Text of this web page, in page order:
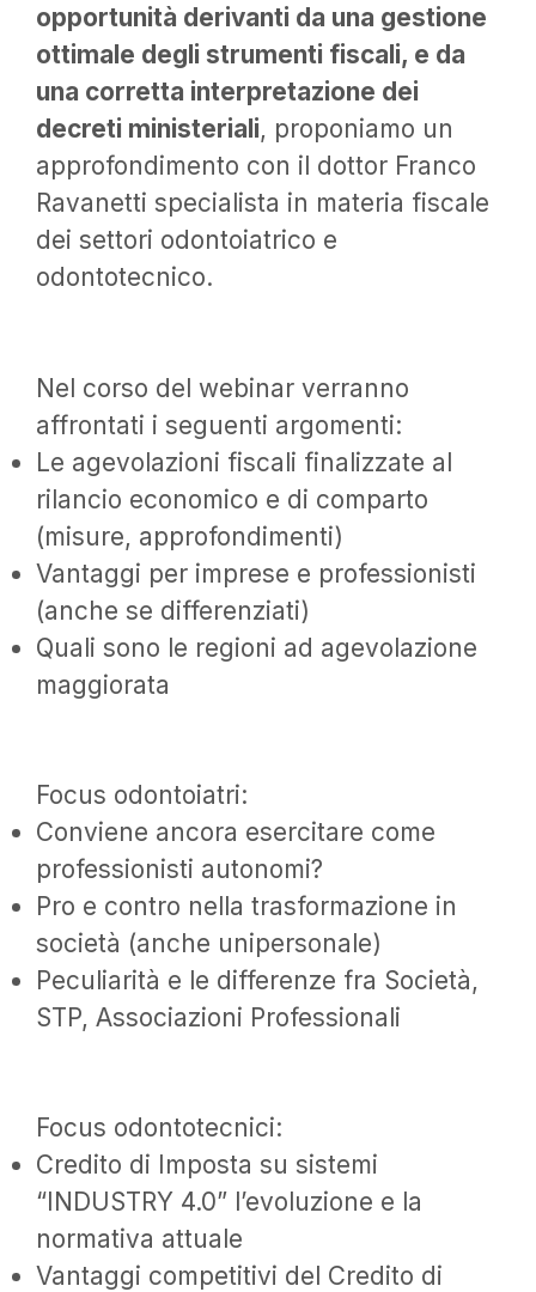
opportunità derivanti da una gestione
ottimale degli strumenti fiscali, e da
una corretta interpretazione dei
decreti ministeriali, proponiamo un
approfondimento con il dottor Franco
Ravanetti specialista in materia fiscale
dei settori odontoiatrico e
odontotecnico.
Nel corso del webinar verranno
affrontati i seguenti argomenti:
Le agevolazioni fiscali finalizzate al
rilancio economico e di comparto
(misure, approfondimenti)
Vantaggi per imprese e professionisti
(anche se differenziati)
Quali sono le regioni ad agevolazione
maggiorata
Focus odontoiatri:
Conviene ancora esercitare come
professionisti autonomi?
Pro e contro nella trasformazione in
società (anche unipersonale)
Peculiarità e le differenze fra Società,
STP, Associazioni Professionali
Focus odontotecnici:
Credito di Imposta su sistemi
“INDUSTRY 4.0” l’evoluzione e la
normativa attuale
Vantaggi competitivi del Credito di